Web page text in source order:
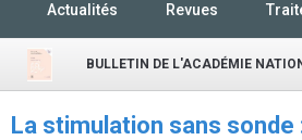
Actualités Revues
BULLETIN DE L'ACADÉMIE
La stimulation sans sonde